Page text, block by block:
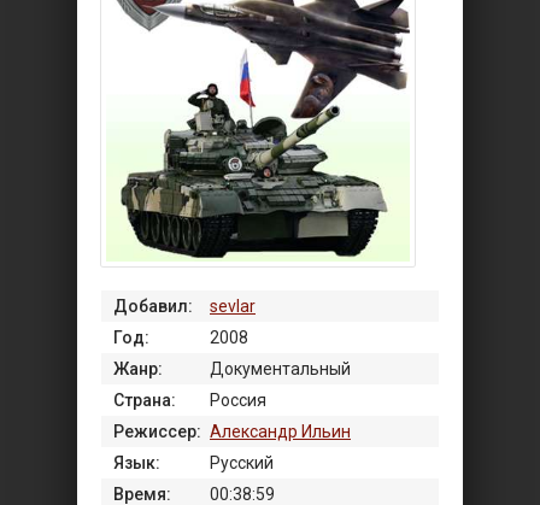
Добавил:
sevlar
Год:
2008
Жанр:
Документальный
Страна:
Россия
Режиссер: Александр Ильин
Язык:
Русский
Время:
00:38:59